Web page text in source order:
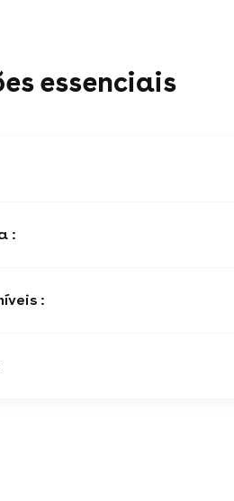
essenciais
:
: